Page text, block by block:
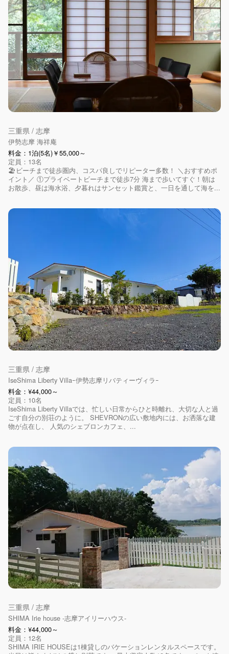
三重県 / 志摩
伊勢志摩 海祥庵
料金：1泊(5名)￥55,000～
定員：13名
🏖️ビーチまで徒歩圏内、コスパ良しでリピーター多数！ ＼おすすめポ
イント／ ①プライベートビーチまで徒歩7分 海まで歩いてすぐ！朝は
お散歩、昼は海水浴、夕暮れはサンセット鑑賞と、一日を通して海を...
三重県 / 志摩
IseShima Liberty Villaｰ伊勢志摩リバティーヴィラｰ
料金：¥44,000～
定員：10名
IseShima Liberty Villaでは、忙しい日常からひと時離れ、大切な人と過
ごす自分の別荘のように。 SHEVRONの広い敷地内には、お洒落な建
物が点在し、 人気のシェブロンカフェ、...
三重県 / 志摩
SHIMA Irie house -志摩アイリーハウス-
料金：¥44,000～
定員：12名
SHIMA IRIE HOUSEは1棟貸しのバケーションレンタルスペースです。